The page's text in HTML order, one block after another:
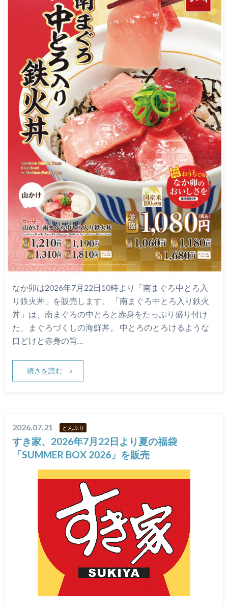
なか卯は2026年7月22日10時より「南まぐろ中とろ入
り鉄火丼」を販売します。 「南まぐろ中とろ入り鉄火
丼」は、南まぐろの中とろと赤身をたっぷり盛り付け
た、まぐろづくしの海鮮丼。 中とろのとろけるような
口どけと赤身の旨…
続きを読む
2026.07.21 どんぶり
すき家、2026年7月22日より夏の福袋
「SUMMER BOX 2026」を販売